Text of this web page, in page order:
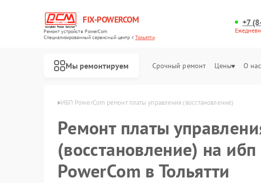
FIX-POWERCOM
Ремонт устройств PowerCom
Специализированный cервисный центр г.Тольятти
+7
Мы ремонтируем Срочный ремонт Цены О нас
ИБП PowerCom ремонт платы управления (восстановление)
Ремонт платы
(восстановление) на ибп
PowerCom в Тольятти